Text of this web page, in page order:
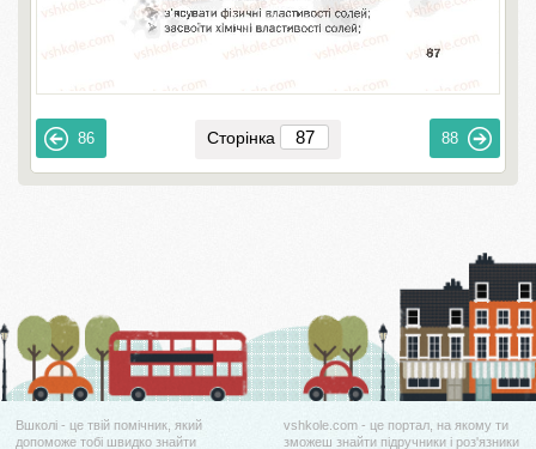
86 Сторінка 88
Вшколі - це твій помічник, який
допоможе тобі швидко знайти
vshkole.com - це портал, на якому ти
зможеш знайти підручники і роз'язники